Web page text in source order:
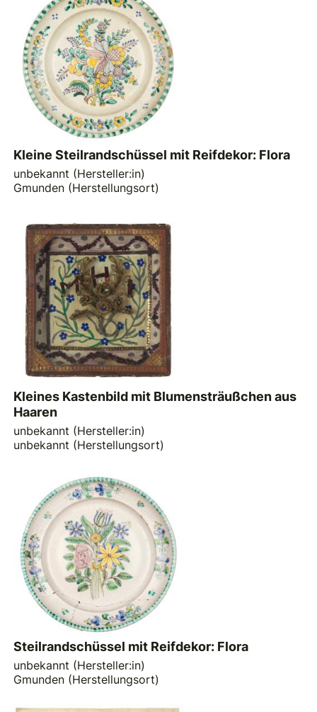
Kleine Steilrandschüssel mit Reifdekor: Flora
unbekannt (Hersteller:in)
Gmunden (Herstellungsort)
Kleines Kastenbild mit Blumensträußchen aus
Haaren
unbekannt (Hersteller:in)
unbekannt (Herstellungsort)
Steilrandschüssel mit Reifdekor: Flora
unbekannt (Hersteller:in)
Gmunden (Herstellungsort)